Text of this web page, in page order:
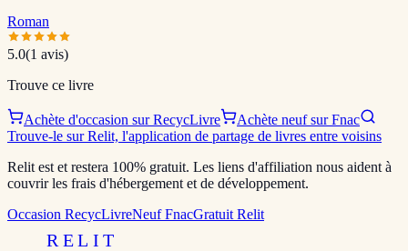
Roman
5.0(1 avis)
Trouve ce livre
Achète d'occasion sur RecycLivre
Achète neuf sur Fnac
Trouve-le sur Relit, l'application de partage de livres entre voisins
Relit est et restera 100% gratuit. Les liens d'affiliation nous aident à
couvrir les frais d'hébergement et de développement.
Occasion RecycLivreNeuf FnacGratuit Relit
RELIT